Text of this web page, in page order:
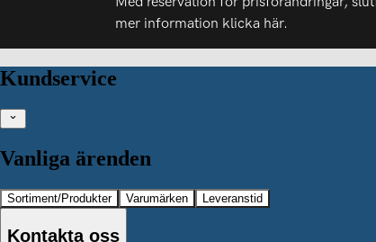
mer information klicka här.